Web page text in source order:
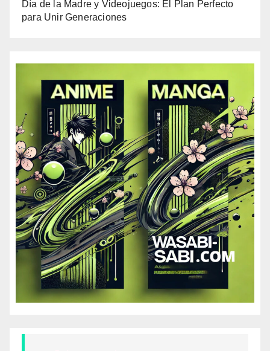
Día de la Madre y Videojuegos: El Plan Perfecto
para Unir Generaciones